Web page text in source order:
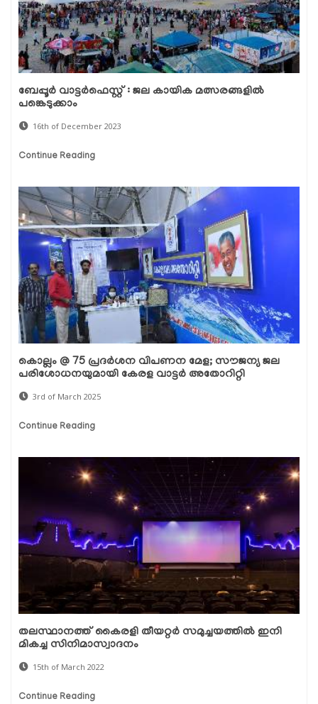
ബേപ്പൂർ വാട്ടർഫെസ്റ്റ് : ജല കായിക മത്സരങ്ങളിൽ
പങ്കെടുക്കാം
16th of December 2023
Continue Reading
കൊല്ലം @ 75 പ്രദർശന വിപണന മേള; സൗജന്യ ജല
പരിശോധനയുമായി കേരള വാട്ടർ അതോറിറ്റി
3rd of March 2025
Continue Reading
തലസ്ഥാനത്ത് കൈരളി തീയറ്റർ സമുച്ചയത്തിൽ ഇനി
മികച്ച സിനിമാസ്വാദനം
15th of March 2022
Continue Reading